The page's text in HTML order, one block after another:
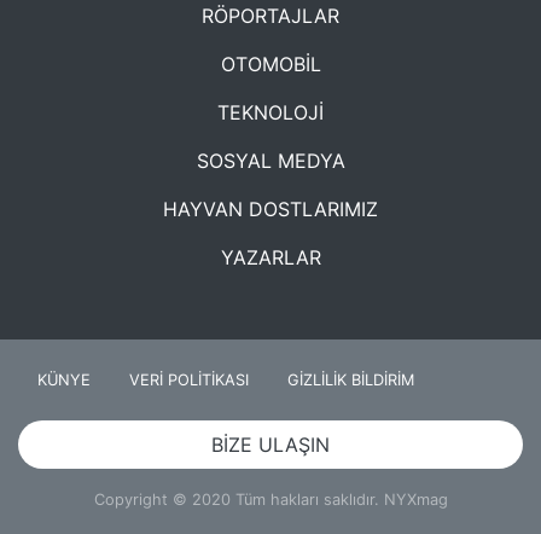
RÖPORTAJLAR
OTOMOBİL
TEKNOLOJİ
SOSYAL MEDYA
HAYVAN DOSTLARIMIZ
YAZARLAR
KÜNYE VERİ POLİTİKASI GİZLİLİK BİLDİRİM
BİZE ULAŞIN
Copyright © 2020 Tüm hakları saklıdır. NYXmag